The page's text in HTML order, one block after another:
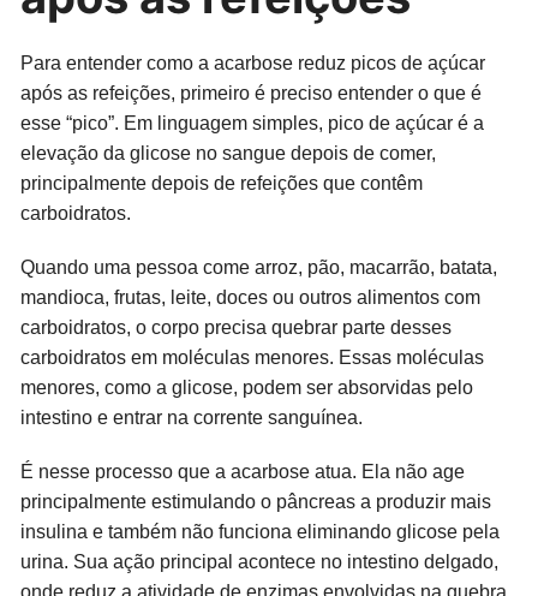
Para entender como a acarbose reduz picos de açúcar
após as refeições, primeiro é preciso entender o que é
esse “pico”. Em linguagem simples, pico de açúcar é a
elevação da glicose no sangue depois de comer,
principalmente depois de refeições que contêm
carboidratos.
Quando uma pessoa come arroz, pão, macarrão, batata,
mandioca, frutas, leite, doces ou outros alimentos com
carboidratos, o corpo precisa quebrar parte desses
carboidratos em moléculas menores. Essas moléculas
menores, como a glicose, podem ser absorvidas pelo
intestino e entrar na corrente sanguínea.
É nesse processo que a acarbose atua. Ela não age
principalmente estimulando o pâncreas a produzir mais
insulina e também não funciona eliminando glicose pela
urina. Sua ação principal acontece no intestino delgado,
onde reduz a atividade de enzimas envolvidas na quebra